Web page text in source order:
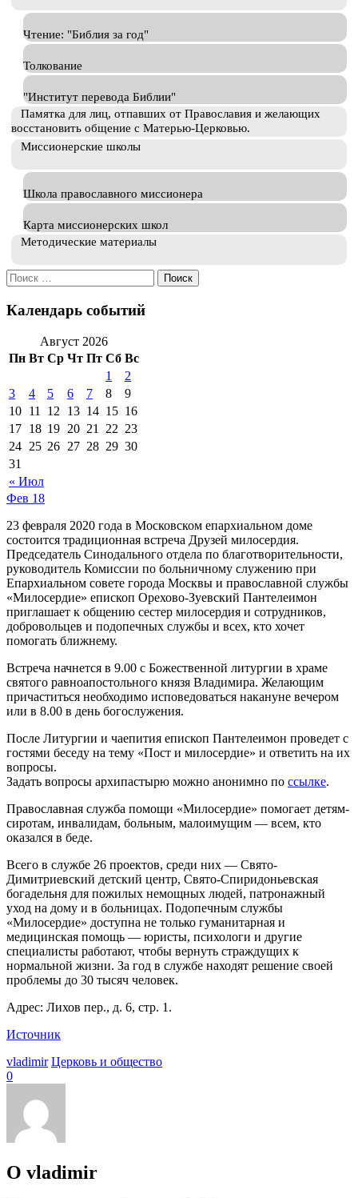
Чтение: "Библия за год"
Толкование
"Институт перевода Библии"
Памятка для лиц, отпавших от Православия и желающих
восстановить общение с Матерью-Церковью.
Миссионерские школы
Школа православного миссионера
Карта миссионерских школ
Методические материалы
Искать:
Календарь событий
Август 2026
Пн Вт Ср Чт Пт Сб Вс
« Июл
1
2
3
4 5 6 7 8
9
10 11 12 13 14 15 16
17 18 19 20 21 22 23
24 25 26 27 28 29 30
31
Фев 18
23 февраля 2020 года в Московском епархиальном доме
состоится традиционная встреча Друзей милосердия.
Председатель Синодального отдела по благотворительности,
руководитель Комиссии по больничному служению при
Епархиальном совете города Москвы и православной службы
«Милосердие» епископ Орехово‑Зуевский Пантелеимон
приглашает к общению сестер милосердия и сотрудников,
добровольцев и подопечных службы и всех, кто хочет
помогать ближнему.
Встреча начнется в 9.00 с Божественной литургии в храме
святого равноапостольного князя Владимира. Желающим
причаститься необходимо исповедоваться накануне вечером
или в 8.00 в день богослужения.
После Литургии и чаепития епископ Пантелеимон проведет с
гостями беседу на тему «Пост и милосердие» и ответить на их
вопросы.
Задать вопросы архипастырю можно анонимно по ссылке.
Православная служба помощи «Милосердие» помогает детям-
сиротам, инвалидам, больным, малоимущим — всем, кто
оказался в беде.
Всего в службе 26 проектов, среди них — Свято-
Димитриевский детский центр, Свято-Спиридоньевская
богадельня для пожилых немощных людей, патронажный
уход на дому и в больницах. Подопечным службы
«Милосердие» доступна не только гуманитарная и
медицинская помощь — юристы, психологи и другие
специалисты работают, чтобы вернуть страждущих к
нормальной жизни. За год в службе находят решение своей
проблемы до 30 тысяч человек.
Адрес: Лихов пер., д. 6, стр. 1.
Источник
vladimir Церковь и общество
0
О vladimir